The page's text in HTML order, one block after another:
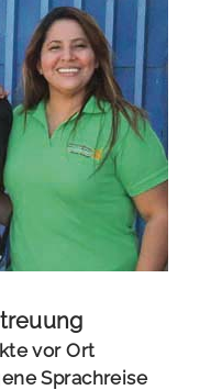
vor Ort
Sprachreise